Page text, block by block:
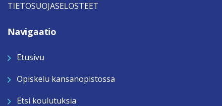
TIETOSUOJASELOSTEET
Navigaatio
Etusivu
Opiskelu kansanopistossa
Etsi koulutuksia